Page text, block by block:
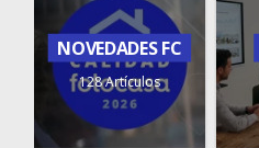
NOVEDADES FC
128 Artículos